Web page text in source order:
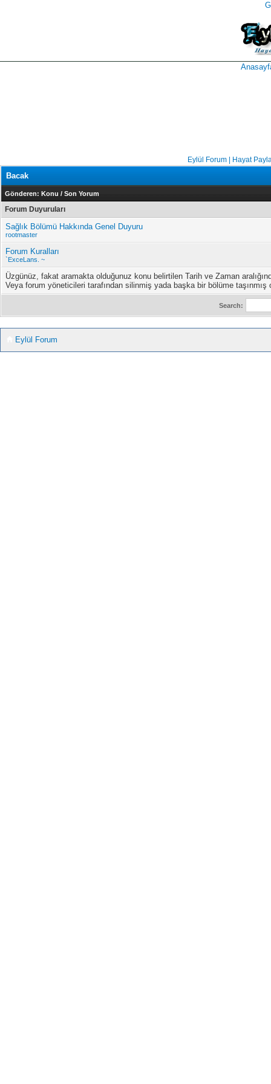
Eylül Forum | Hayat
Bacak
Gönderen: Konu / Son Yorum
Forum Duyuruları
Sağlık Bölümü Hakkında Genel Duyuru
rootmaster
Forum Kuralları
`ExceLans. ~
Üzgünüz, fakat aramakta olduğunuz konu belirtilen Tarih ve Zaman
Veya forum yöneticileri tarafından silinmiş yada başka bir bölüme taşınmış
Search:
Eylül Forum